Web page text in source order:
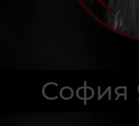
София